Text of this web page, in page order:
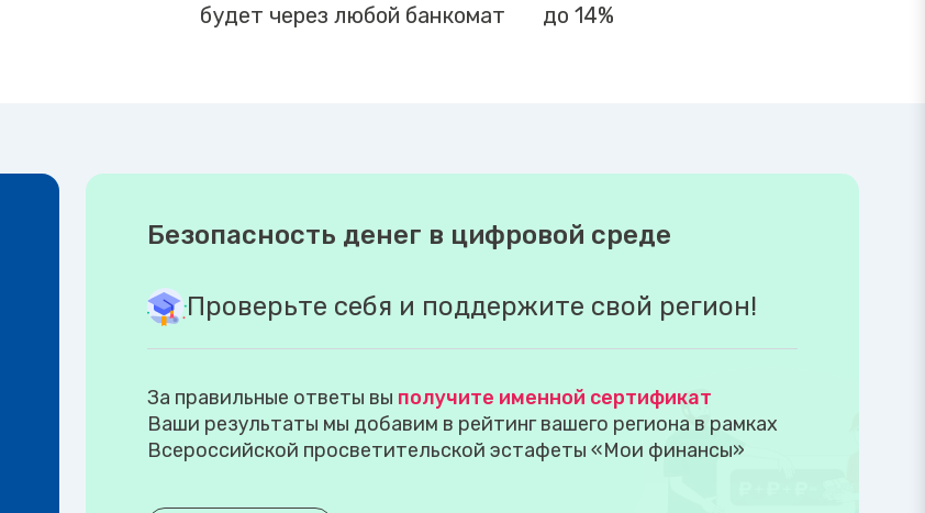
будет через любой банкомат
до 14%
Безопасность денег в цифровой среде
Проверьте себя и поддержите свой регион!
За правильные ответы вы получите именной сертификат
Ваши результаты мы добавим в рейтинг вашего региона в рамках
Всероссийской просветительской эстафеты «Мои финансы»